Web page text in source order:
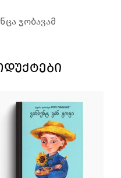
ჯობავამ